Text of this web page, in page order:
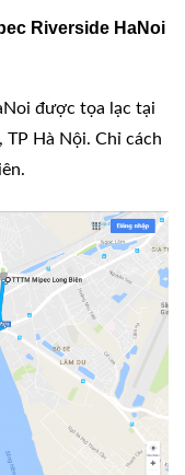
Riverside HaNoi
được tọa lạc tại
TP Hà Nội. Chỉ cách